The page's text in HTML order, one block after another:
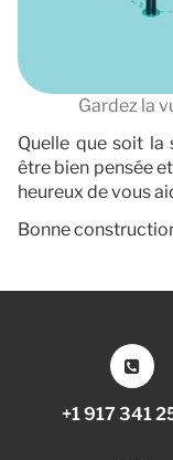
Gardez la
Quelle que soit
être bien pensée
heureux de vous
Bonne
+1 917 341